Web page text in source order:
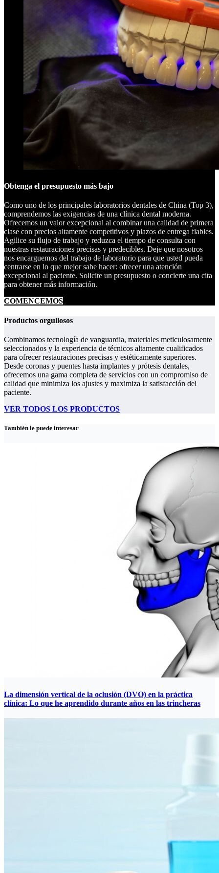
Obtenga el presupuesto más bajo
Como uno de los principales laboratorios dentales de China (Top 3),
comprendemos las exigencias de una clínica dental moderna.
Ofrecemos un valor excepcional al combinar una calidad de primera
clase con precios altamente competitivos y plazos de entrega fiables.
Agilice su flujo de trabajo y reduzca el tiempo de consulta con
nuestras restauraciones precisas y predecibles. Deje que nosotros
nos encarguemos del trabajo de laboratorio para que usted pueda
centrarse en lo que mejor sabe hacer: ofrecer una atención
excepcional al paciente. Solicite un presupuesto o concierte una cita
para obtener más información.
COMENCEMOS
Productos orgullosos
Combinamos tecnología de vanguardia, materiales meticulosamente
seleccionados y la experiencia de técnicos altamente cualificados
para ofrecer restauraciones precisas y estéticamente superiores.
Desde coronas y puentes hasta implantes y prótesis dentales,
ofrecemos una gama completa de servicios con un compromiso de
calidad que minimiza los ajustes y maximiza la satisfacción del
paciente.
VER TODOS LOS PRODUCTOS
También le puede interesar
La dimensión vertical de la oclusión (DVO) en la práctica
clínica: Lo que he aprendido durante años en las trincheras